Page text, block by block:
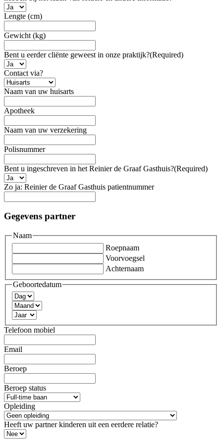
Lengte (cm)
Gewicht (kg)
Bent u eerder cliënte geweest in onze praktijk?(Required)
Contact via?
Naam van uw huisarts
Apotheek
Naam van uw verzekering
Polisnummer
Bent u ingeschreven in het Reinier de Graaf Gasthuis?(Required)
Zo ja: Reinier de Graaf Gasthuis patientnummer
Gegevens partner
Naam
Roepnaam
Voorvoegsel
Achternaam
Geboortedatum
Dag
Maand
Jaar
Telefoon mobiel
Email
Beroep
Beroep status
Opleiding
Heeft uw partner kinderen uit een eerdere relatie?